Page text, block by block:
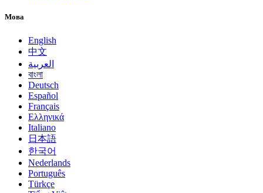
Мова
English
中文
العربية
বাংলা
Deutsch
Español
Français
Ελληνικά
Italiano
日本語
한국어
Nederlands
Português
Türkçe